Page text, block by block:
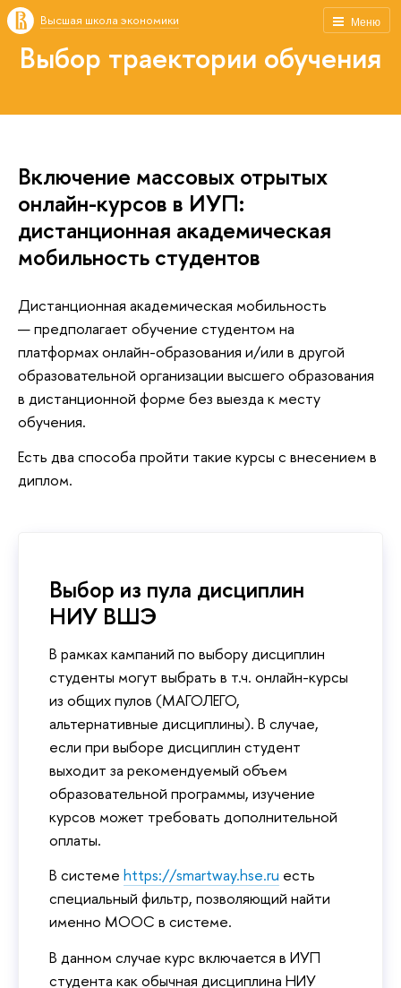
Меню
Высшая школа экономики
Выбор траектории обучения
Включение массовых отрытых
онлайн-курсов в ИУП:
дистанционная академическая
мобильность студентов
Дистанционная академическая мобильность
— предполагает обучение студентом на
платформах онлайн-образования и/или в другой
образовательной организации высшего образования
в дистанционной форме без выезда к месту
обучения.
Есть два способа пройти такие курсы с внесением в
диплом.
Выбор из пула дисциплин
НИУ ВШЭ
В рамках кампаний по выбору дисциплин
студенты могут выбрать в т.ч. онлайн-курсы
из общих пулов (МАГОЛЕГО,
альтернативные дисциплины). В случае,
если при выборе дисциплин студент
выходит за рекомендуемый объем
образовательной программы, изучение
курсов может требовать дополнительной
оплаты.
В системе https://smartway.hse.ru есть
специальный фильтр, позволяющий найти
именно MOOC в системе.
В данном случае курс включается в ИУП
студента как обычная дисциплина НИУ